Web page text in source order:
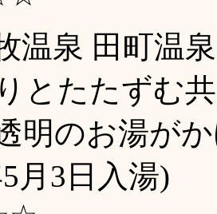
温泉 田町温
とたたずむ
明のお湯が
月3日入湯)